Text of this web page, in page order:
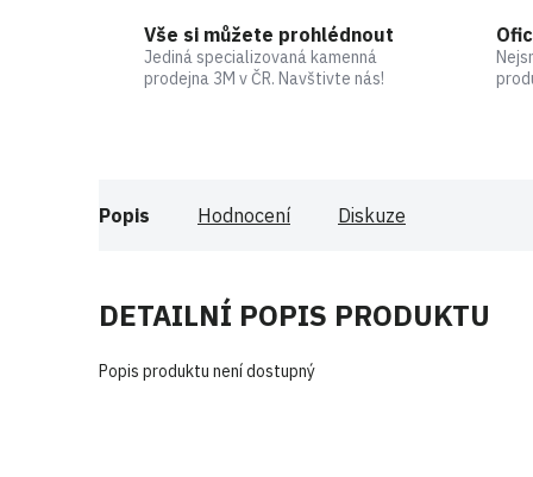
Vše si můžete prohlédnout
Jediná specializovaná kamenná
prodejna 3M v ČR. Navštivte nás!
Popis Hodnocení Diskuze
DETAILNÍ POPIS PRODUKTU
Popis produktu není dostupný